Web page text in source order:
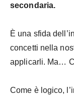
secondaria.
È una sfida
concetti nella
applicarli. Ma…
Come è logico,